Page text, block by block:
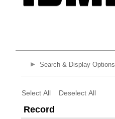
Search & Display Options
Select All Deselect All
Record